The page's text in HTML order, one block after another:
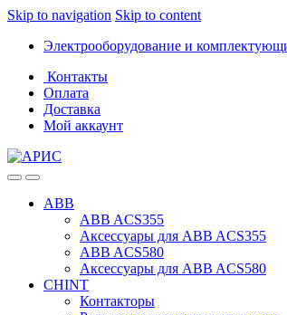
Skip to navigation Skip to content
Электрооборудование и
Контакты
Оплата
Доставка
Мой аккаунт
ABB
ABB ACS355
Аксессуары для ABB ACS355
ABB ACS580
Аксессуары для ABB ACS580
CHINT
Контакторы